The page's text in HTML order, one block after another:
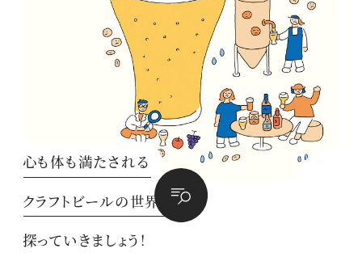
心も体も満たされる
クラフトビールの世界を
探っていきましょう！